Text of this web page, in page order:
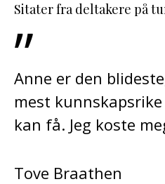
Sitater fra deltakere på
”
Anne er den
mest
kan få. Jeg koste
Tove Braathen